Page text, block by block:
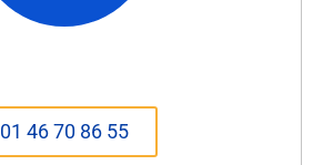
01 46 70 86 55